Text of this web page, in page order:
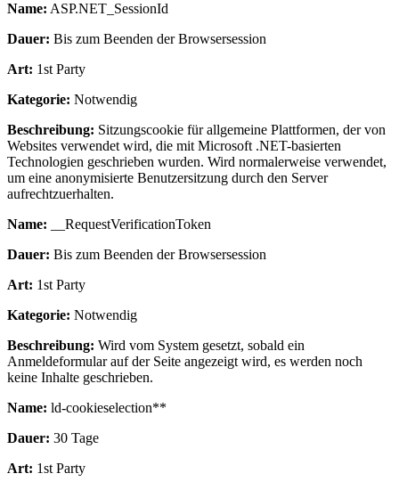
Name: ASP.NET_SessionId
Dauer: Bis zum Beenden der Browsersession
Art: 1st Party
Kategorie: Notwendig
Beschreibung: Sitzungscookie für allgemeine Plattformen, der von
Websites verwendet wird, die mit Microsoft .NET-basierten
Technologien geschrieben wurden. Wird normalerweise verwendet,
um eine anonymisierte Benutzersitzung durch den Server
aufrechtzuerhalten.
Name: __RequestVerificationToken
Dauer: Bis zum Beenden der Browsersession
Art: 1st Party
Kategorie: Notwendig
Beschreibung: Wird vom System gesetzt, sobald ein
Anmeldeformular auf der Seite angezeigt wird, es werden noch
keine Inhalte geschrieben.
Name: ld-cookieselection**
Dauer: 30 Tage
Art: 1st Party